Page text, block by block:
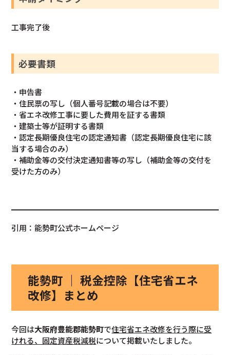
工事完了後
必要書類
・申告書
・住民票の写し（個人番号記載の場合は不要）
・省エネ改修工事に要した費用を証する書類
・建築士等が証明する書類
・認定長期優良住宅の認定通知書（認定長期優良住宅に該
当する場合のみ）
・補助金等の交付決定通知書等の写し（補助金等の交付を
受けた方のみ）
引用：能勢町公式ホームページ
能勢町 ｜ 税金控除【住宅省エネ
改修】まとめ
今回は大阪府豊能郡能勢町で住宅省エネ改修を行う際に受
けれる、固定資産税減税について掲載いたしました。